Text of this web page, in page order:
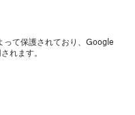
て保護されており、Google
れます。